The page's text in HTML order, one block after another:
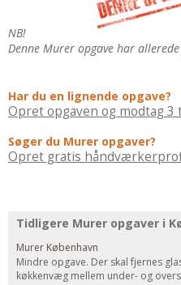
Regler Og Love
Udskiftning Og Montage
Om Materialer
Tips Og Tests
Reparation Og Vedligehold
Varme Og Energi
Andet
NB!
Denne Murer opgave har
Har du en lignende opgave?
Opret opgaven og modtag 3
Søger du Murer opgaver?
Opret gratis
Tidligere Murer opgaver i
Murer København
Mindre opgave. Der skal fjernes
køkkenvæg mellem under- og